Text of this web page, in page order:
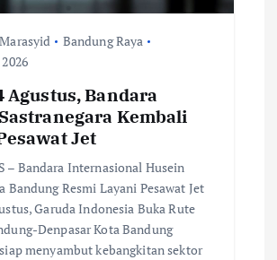
Bandung Raya
Agustus, Bandara
Kembali
Jet
– Bandara Internasional Husein
Bandung Resmi Layani Pesawat Jet
Garuda Indonesia Buka Rute
Denpasar Kota Bandung
menyambut kebangkitan sektor